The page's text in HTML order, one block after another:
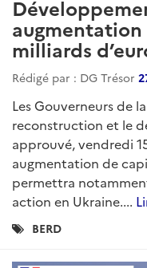
milliards
Rédigé par : DG Trésor
Les Gouverneurs de
reconstruction et le
approuvé, vendredi
augmentation de
permettra
action en Ukraine....
Catégories
BERD